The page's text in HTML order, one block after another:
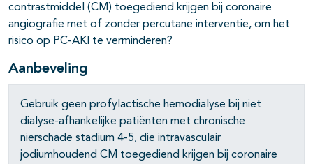
open- en dichtklappen
open- en dichtklappen
open- en dichtklappen
contrastmiddel (CM) toegediend krijgen bij coronaire
angiografie met of zonder percutane interventie, om het
risico op PC-AKI te verminderen?
Aanbeveling
Gebruik geen profylactische hemodialyse bij niet
dialyse-afhankelijke patiënten met chronische
nierschade stadium 4-5, die intravasculair
jodiumhoudend CM toegediend krijgen bij coronaire